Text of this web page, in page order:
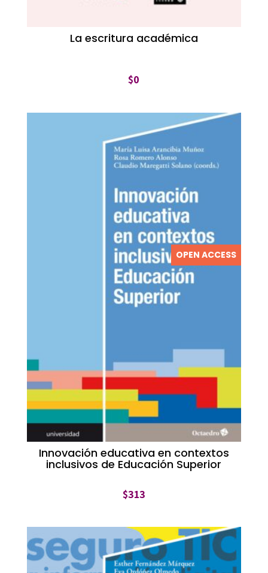
La escritura académica
$0
OPEN ACCESS
Innovación educativa en contextos
inclusivos de Educación Superior
$313